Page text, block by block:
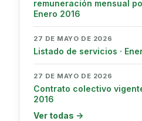
remuneración mensual
Enero 2016
27 DE MAYO DE 2026
Listado de servicios ·
27 DE MAYO DE 2026
Contrato colectivo
2016
Ver todas →